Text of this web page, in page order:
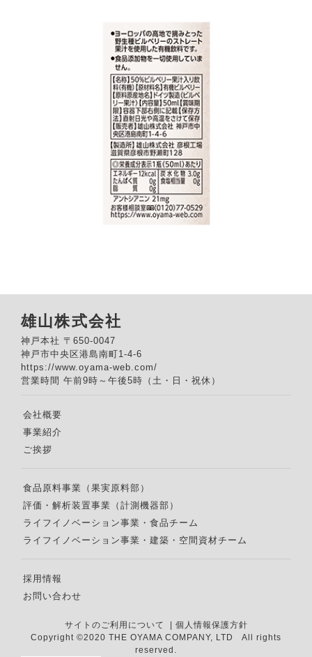
雄山株式会社
神戸本社 〒650-0047
神戸市中央区港島南町1-4-6
https://www.oyama-web.com/
営業時間 午前9時～午後5時（土・日・祝休）
会社概要
事業紹介
ご挨拶
食品原料事業（果実原料部）
評価・解析装置事業（計測機器部）
ライフイノベーション事業・食品チーム
ライフイノベーション事業・建築・空間資材チーム
採用情報
お問い合わせ
サイトのご利用について
個人情報保護方針
Copyright ©2020 THE OYAMA COMPANY, LTD All rights
reserved.